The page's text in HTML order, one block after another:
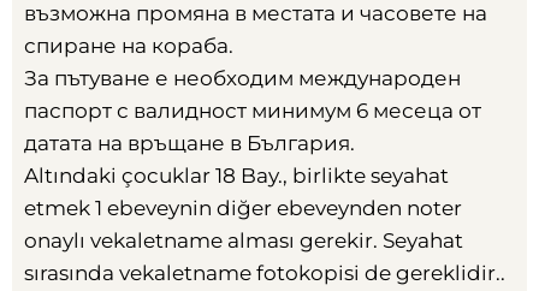
възможна промяна в местата и часовете на
спиране на кораба.
За пътуване е необходим международен
паспорт с валидност минимум 6 месеца от
датата на връщане в България.
Altındaki çocuklar 18 Bay., birlikte seyahat
etmek 1 ebeveynin diğer ebeveynden noter
onaylı vekaletname alması gerekir. Seyahat
sırasında vekaletname fotokopisi de gereklidir..